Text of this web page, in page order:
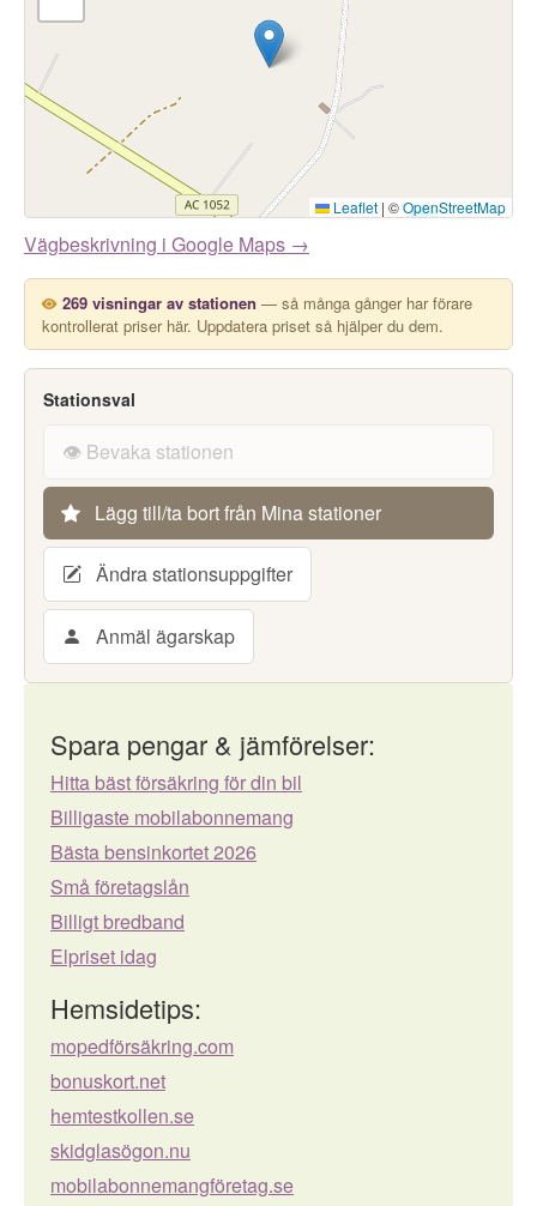
Leaflet | ©OpenStreetMap
Vägbeskrivning i Google Maps →
269 visningar av stationen — så många gånger har förare
kontrollerat priser här. Uppdatera priset så hjälper du dem.
Stationsval
👁️ Bevaka stationen
Lägg till/ta bort från Mina stationer
Ändra stationsuppgifter
Anmäl ägarskap
Spara pengar & jämförelser:
Hitta bäst försäkring för din bil
Billigaste mobilabonnemang
Bästa bensinkortet 2026
Små företagslån
Billigt bredband
Elpriset idag
Hemsidetips:
mopedförsäkring.com
bonuskort.net
hemtestkollen.se
skidglasögon.nu
mobilabonnemangföretag.se